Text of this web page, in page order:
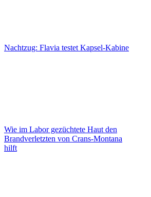
Nachtzug: Flavia testet Kapsel-Kabine
Wie im Labor gezüchtete Haut den
Brandverletzten von Crans-Montana
hilft